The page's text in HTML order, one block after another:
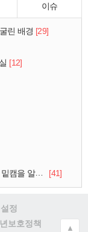
이슈
린 배경 [29]
[12]
알아보자 [41]
설정
보호정책
▲